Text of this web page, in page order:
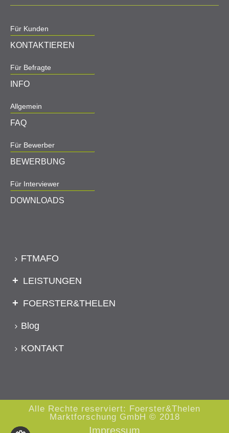
Für Kunden
KONTAKTIEREN
Für Befragte
INFO
Allgemein
FAQ
Für Bewerber
BEWERBUNG
Für Interviewer
DOWNLOADS
FTMAFO
LEISTUNGEN
FOERSTER&THELEN
Blog
KONTAKT
Alle Rechte reserviert: Foerster&Thelen
Marktforschung GmbH © 2018
Impressum